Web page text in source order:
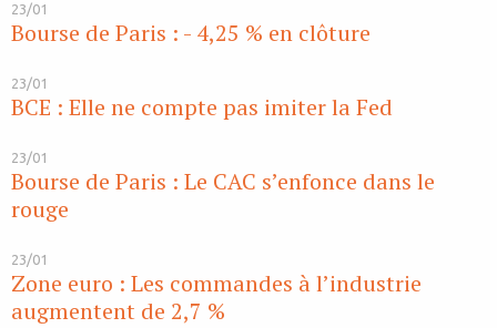
23/01
Bourse de Paris : - 4,25 % en clôture
23/01
BCE : Elle ne compte pas imiter la Fed
23/01
Bourse de Paris : Le CAC s’enfonce dans le
rouge
23/01
Zone euro : Les commandes à l’industrie
augmentent de 2,7 %